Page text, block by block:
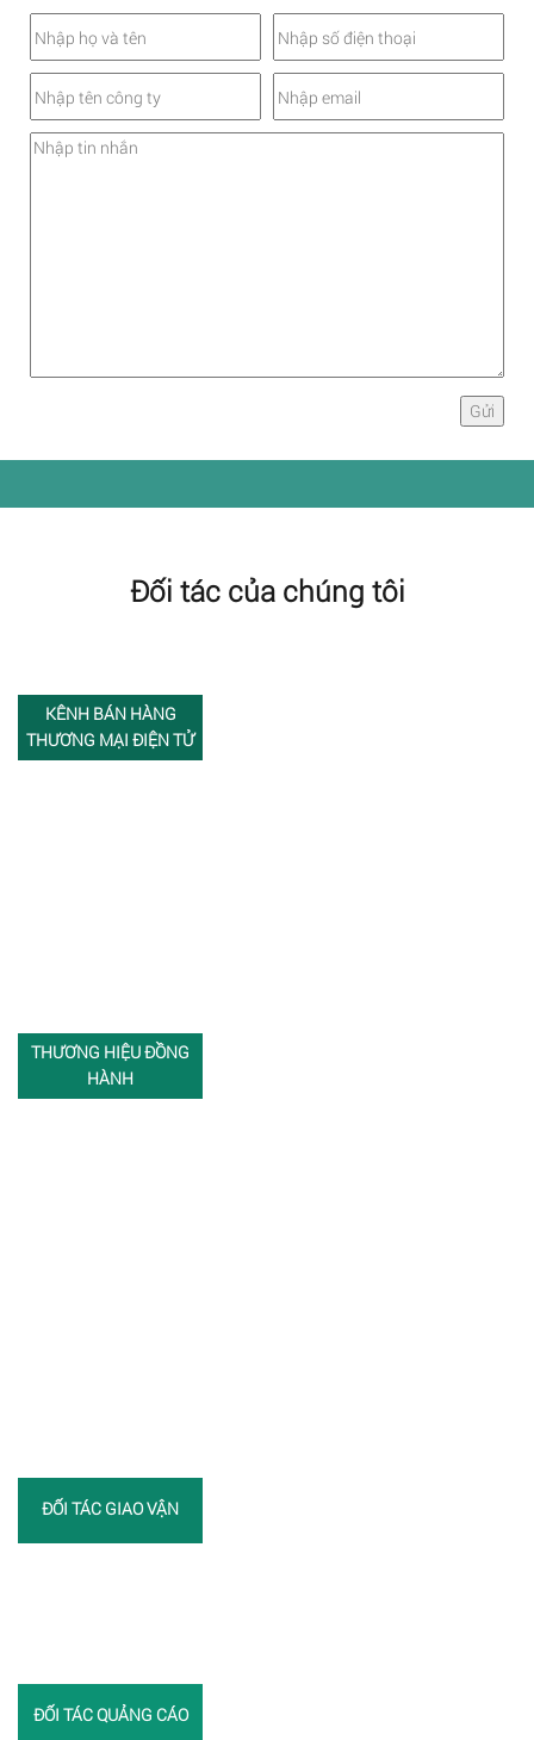
Đối tác của chúng tôi
KÊNH BÁN HÀNG
THƯƠNG MẠI ĐIỆN TỬ
THƯƠNG HIỆU ĐỒNG
HÀNH
ĐỐI TÁC GIAO VẬN
ĐỐI TÁC QUẢNG CÁO